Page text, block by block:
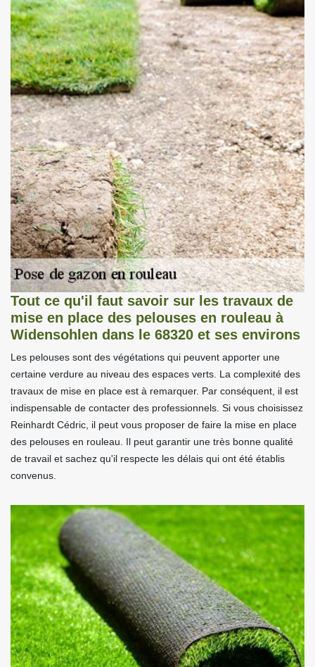
Tout ce qu'il faut savoir sur les travaux de
mise en place des pelouses en rouleau à
Widensohlen dans le 68320 et ses environs
Les pelouses sont des végétations qui peuvent apporter une
certaine verdure au niveau des espaces verts. La complexité des
travaux de mise en place est à remarquer. Par conséquent, il est
indispensable de contacter des professionnels. Si vous choisissez
Reinhardt Cédric, il peut vous proposer de faire la mise en place
des pelouses en rouleau. Il peut garantir une très bonne qualité
de travail et sachez qu'il respecte les délais qui ont été établis
convenus.